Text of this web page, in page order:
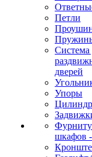
Петли
Система
дверей
Упоры
шкафов